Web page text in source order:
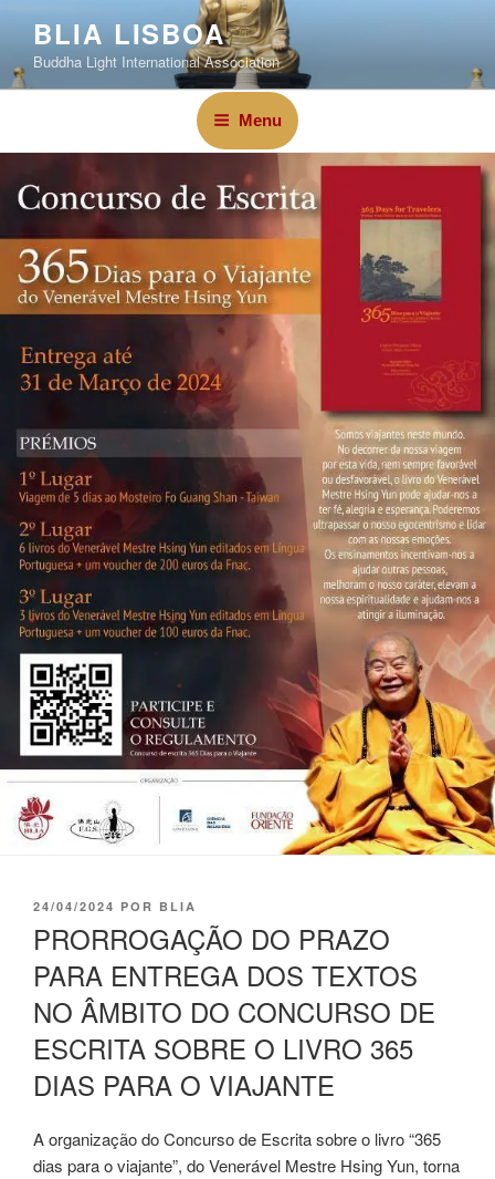
BLIA LISBOA
Buddha Light International Association
Menu
24/04/2024 POR BLIA
PRORROGAÇÃO DO PRAZO
PARA ENTREGA DOS TEXTOS
NO ÂMBITO DO CONCURSO DE
ESCRITA SOBRE O LIVRO 365
DIAS PARA O VIAJANTE
A organização do Concurso de Escrita sobre o livro “365
dias para o viajante”, do Venerável Mestre Hsing Yun, torna